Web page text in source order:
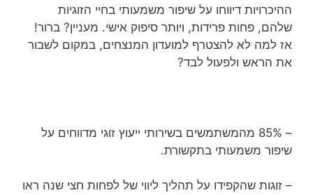
ההיכרויות דיווחו על שיפור משמעותי בחיי הזוגיות
שלהם, פחות פרידות, ויותר סיפוק אישי. מעניין? ברור!
אז למה לא להצטרף למועדון המנצחים, במקום לשבור
את הראש ולפעול לבד?
– 85% מהמשתמשים בשירותי ייעוץ זוגי מדווחים על
שיפור משמעותי בתקשורת.
– זוגות שהקפידו על תהליך ליווי של לפחות חצי שנה ראו